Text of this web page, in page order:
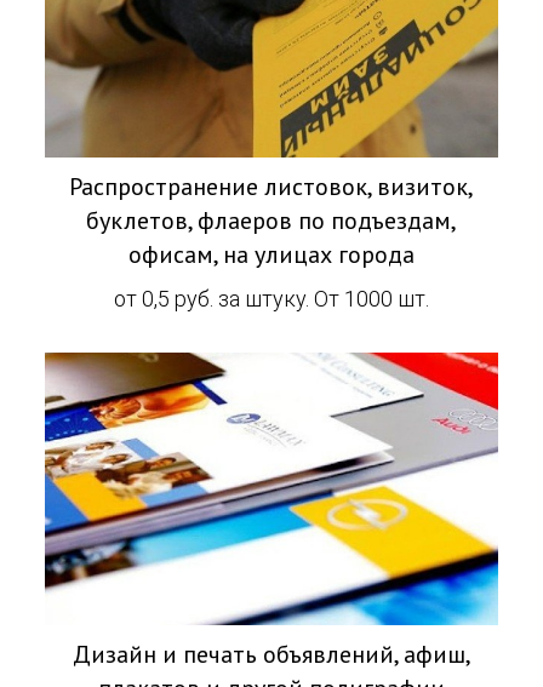
Распространение листовок, визиток,
буклетов, флаеров по подъездам,
офисам, на улицах города
от 0,5 руб. за штуку. От 1000 шт.
Дизайн и печать объявлений, афиш,